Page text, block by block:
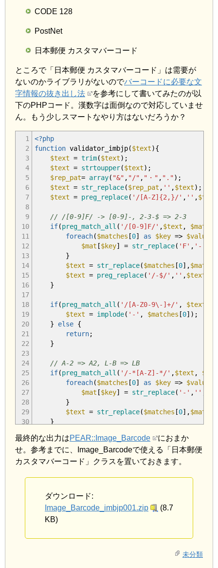
CODE 128
PostNet
日本郵便 カスタマバーコード
ところで「日本郵便 カスタマバーコード」は需要が
ないのかライブラリがないのでバーコードに必要な文
字情報の抜き出し法
を参考にして書いてみたのが以
下のPHPコード。漢数字は面倒なので対応していませ
ん。もう少しスマートなやり方はないだろうか？
1
2
3
4
5
6
7
8
9
10
11
12
13
14
15
16
17
18
19
20
21
22
23
24
25
26
27
28
29
30
32
33
34
36
42
<?php
function validator_imbjp($text){
$text = trim($text) ;
$text = strtoupper($text) ;
$rep_pat= array( "&" , "/" , "・" , ".") ;
$text = str_replace($rep_pat , '' ,$text) ;
$text = preg_replace( '/[A-Z]{2,}/' , '' ,$text
// /[0-9]F/ -> [0-9]-, 2-3-$ => 2-3
if(preg_match_all ( '/[0-9]F/' ,$text ,
foreach($matches [0] as $key => $value
$mat [$key] = str_replace( 'F' , '-'
}
$text = str_replace($matches [0] ,$mat
$text = preg_replace( '/-$/' , '' ,$text
}
if(preg_match_all ( '/[A-Z0-9\-]+/' , $text
$text = implode( '-' , $matches [0] ) ;
}
else {
return;
}
// A-2 => A2, L-B => LB
if(preg_match_all ( '/-*[A-Z]-*/' ,$text ,
foreach($matches [0] as $key => $value
$mat [$key] = str_replace( '-' , ''
}
$text = str_replace($matches [0] ,$mat
}
$text = str_replace('--','-',$text) ;
if(substr($text,3,1)=='-' ){
$text
substr_replace( $text,
if(substr($text,7,1)=='-'){
}
//numstring
$char
= substr($text, $idx, 1);
$this->
最終的な出力はPEAR::Image_Barcode
におまか
せ。参考までに、Image_Barcodeで使える「日本郵便
カスタマバーコード」クラスを置いておきます。
ダウンロード:
Image_Barcode_imbjp001.zip
(8.7
KB)
未分類